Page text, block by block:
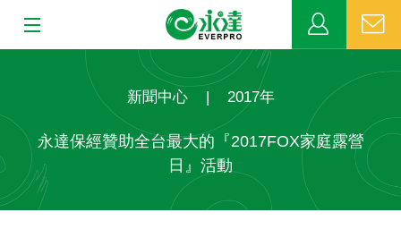
MDRT
新聞中心 | 2017年
永達保經贊助全台最大的『2017FOX家庭露營
日』活動